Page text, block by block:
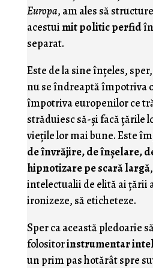
Europa, am ales să
acestuimit politic perfid
separat.
Este de la sine înţeles,
nu se îndreaptă împotriva
împotriva europenilor ce
străduiesc să-şi facă ţările
vieţile lor mai bune. Este
de învrăjire, de înşelare,
hipnotizare pe scară largă
intelectualii de elită ai ţării
ironizeze, să eticheteze.
Sper ca această pledoarie
folositorinstrumentar
un prim pas hotărât spre